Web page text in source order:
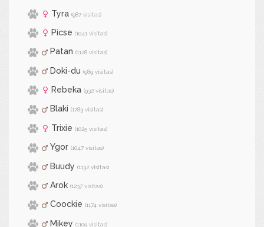
Tyra (987 visitas)
Picse (1041 visitas)
Patan (1128 visitas)
Doki-du (989 visitas)
Rebeka (932 visitas)
Blaki (1783 visitas)
Trixie (1025 visitas)
Ygor (1047 visitas)
Buudy (1132 visitas)
Arok (1237 visitas)
Coockie (1174 visitas)
Mikey (1109 visitas)